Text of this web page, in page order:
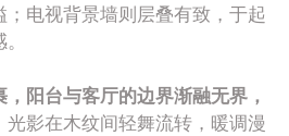
；电视背景墙则层叠有致，于起
阳台与客厅的边界渐融无界，
光影在木纹间轻舞流转，暖调漫